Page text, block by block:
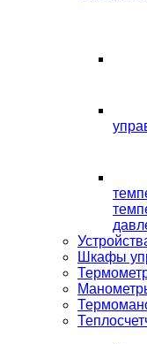
Шкафы